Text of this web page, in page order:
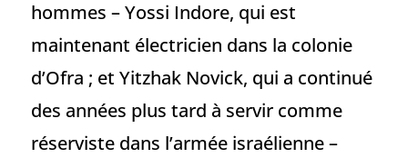
hommes – Yossi Indore, qui est
maintenant électricien dans la colonie
d’Ofra ; et Yitzhak Novick, qui a continué
des années plus tard à servir comme
réserviste dans l’armée israélienne –